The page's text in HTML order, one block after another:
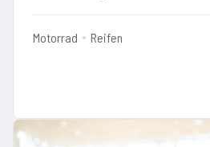
Motorrad Reifen